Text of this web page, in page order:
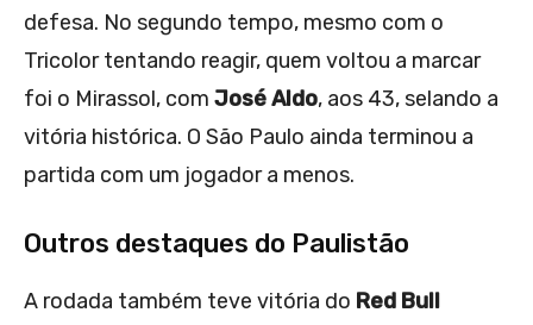
defesa. No segundo tempo, mesmo com o
Tricolor tentando reagir, quem voltou a marcar
foi o Mirassol, com José Aldo, aos 43, selando a
vitória histórica. O São Paulo ainda terminou a
partida com um jogador a menos.
Outros destaques do Paulistão
A rodada também teve vitória do Red Bull